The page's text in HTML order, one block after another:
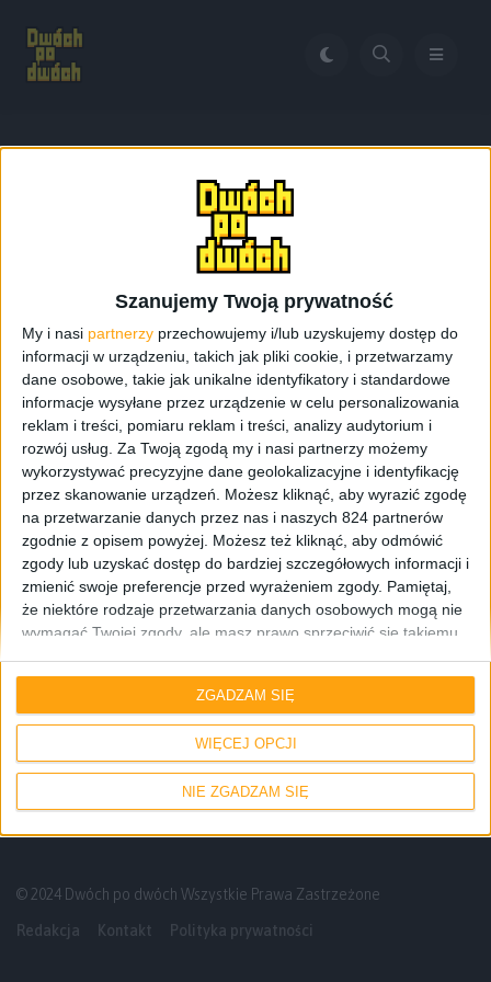
Szanujemy Twoją prywatność
My i nasi partnerzy przechowujemy i/lub uzyskujemy dostęp do
informacji w urządzeniu, takich jak pliki cookie, i przetwarzamy
dane osobowe, takie jak unikalne identyfikatory i standardowe
informacje wysyłane przez urządzenie w celu personalizowania
reklam i treści, pomiaru reklam i treści, analizy audytorium i
rozwój usług. Za Twoją zgodą my i nasi partnerzy możemy
wykorzystywać precyzyjne dane geolokalizacyjne i identyfikację
przez skanowanie urządzeń. Możesz kliknąć, aby wyrazić zgodę
na przetwarzanie danych przez nas i naszych 824 partnerów
zgodnie z opisem powyżej. Możesz też kliknąć, aby odmówić
zgody lub uzyskać dostęp do bardziej szczegółowych informacji i
zmienić swoje preferencje przed wyrażeniem zgody. Pamiętaj,
że niektóre rodzaje przetwarzania danych osobowych mogą nie
wymagać Twojej zgody, ale masz prawo sprzeciwić się takiemu
do tej witryny. Możesz w dowolnym momencie zmienić swoje
preferencje lub wycofać zgodę, wracając na tę stronę i klikając
przycisk "Prywatność" na dole strony.
WIĘCEJ OPCJI
NIE ZGADZAM SIĘ
ZGADZAM SIĘ
Apple iPhone XR
Apple iPhone XR
Tani, budżetowy iPhone XR w cenie
cholernie drogiego Pixela 3 XL trafił do
przedsprzedaży
© 2024 Dwóch po dwóch Wszystkie Prawa Zastrzeżone
Redakcja Kontakt Polityka prywatności